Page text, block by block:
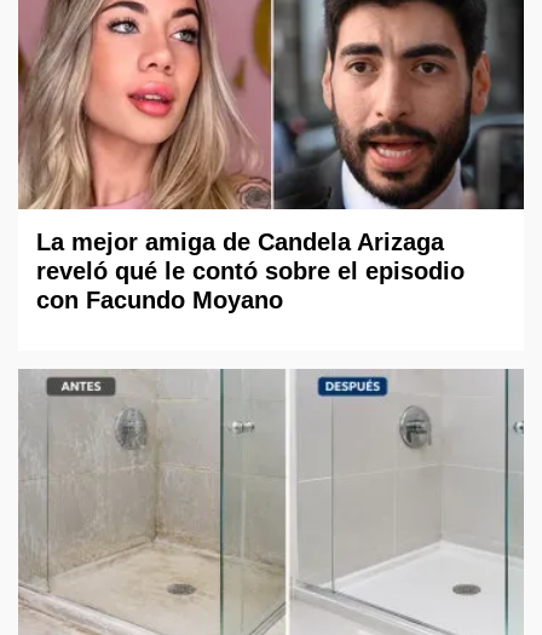
La mejor amiga de Candela Arizaga
reveló qué le contó sobre el episodio
con Facundo Moyano